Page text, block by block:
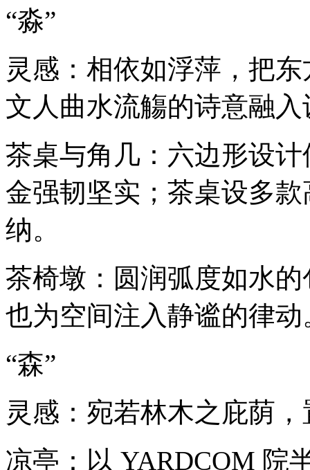
“淼”
灵感：相依如浮萍，把
文人曲水流觴的诗意融入
茶桌与角几：六边形设
金强韧坚实；茶桌设多
纳。
茶椅墩：圆润弧度如水
也为空间注入静谧的律动
“森”
灵感：宛若林木之庇荫
凉亭：以 YARDCOM 院